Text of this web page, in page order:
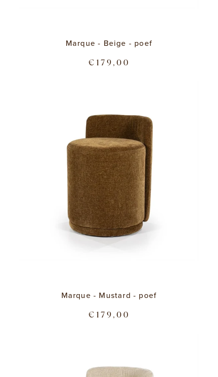
Marque - Beige - poef
€179,00
Marque - Mustard - poef
€179,00